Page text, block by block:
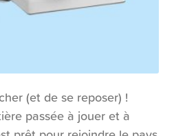
(et de se reposer) !
passée à jouer et à